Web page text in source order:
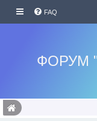
FAQ
ФОРУМ